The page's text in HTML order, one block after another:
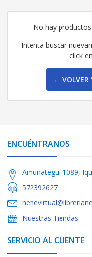
No hay
Intenta buscar
click
← VOLVER
ENCUÉNTRANOS
Amunategui 1089,
572392627
Nuestras Tiendas
SERVICIO AL CLIENTE